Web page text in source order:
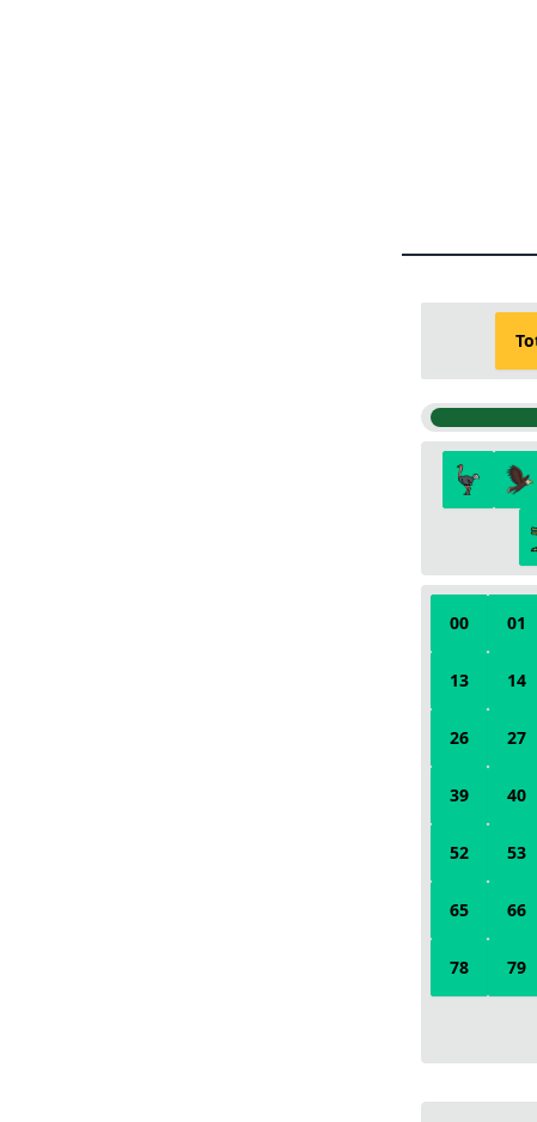
00 01
13 14
26 27
39 40
52 53
65 66
78 79